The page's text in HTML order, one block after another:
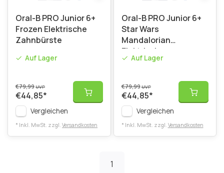
Oral-B PRO Junior 6+
Frozen Elektrische
Zahnbürste
Auf Lager
€79,99UVP
€44,85*
Vergleichen
* Inkl. MwSt. zzgl. Versandkosten
Oral-B PRO Junior 6+
Star Wars
Mandalorian
Elektrische
Zahnbürste
Auf Lager
€79,99UVP
€44,85*
Vergleichen
* Inkl. MwSt. zzgl. Versandkosten
1